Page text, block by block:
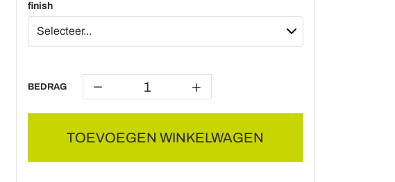
finish
BEDRAG
TOEVOEGEN WINKELWAGEN